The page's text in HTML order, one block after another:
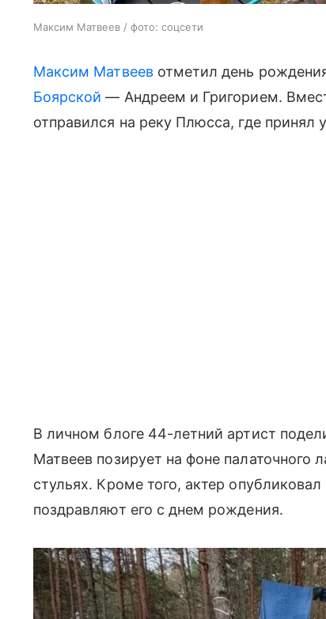
Максим Матвеев / фото: соцсети
Максим Матвеевотметил день
Боярской — Андреем и Григорием.
отправился на реку Плюсса, где
В личном блоге 44-летний артист
Матвеев позирует на фоне палаточного
стульях. Кроме того, актер
поздравляют его с днем рождения.